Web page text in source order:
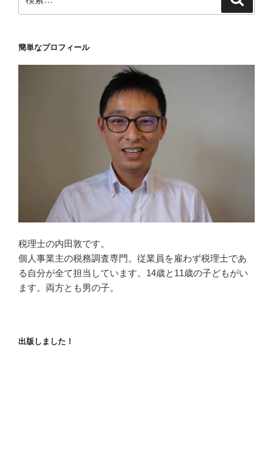
索:
簡単なプロフィール
税理士の内田敦です。
個人事業主の税務調査専門。従業員を雇わず税理士であ
る自分が全て担当しています。14歳と11歳の子どもがい
ます。両方とも男の子。
出版しました！